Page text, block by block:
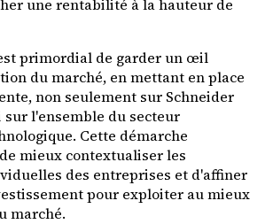
une rentabilité à la hauteur de
primordial de garder un œil
du marché, en mettant en place
non seulement sur Schneider
l'ensemble du secteur
Cette démarche
mieux contextualiser les
des entreprises et d'affiner
pour exploiter au mieux
marché.